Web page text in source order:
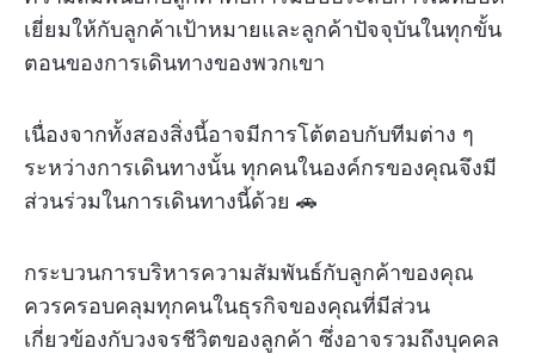
เยี่ยมให้กับลูกค้าเป้าหมายและลูกค้าปัจจุบันในทุกขั้น
ตอนของการเดินทางของพวกเขา
เนื่องจากทั้งสองสิ่งนี้อาจมีการโต้ตอบกับทีมต่าง ๆ
ระหว่างการเดินทางนั้น ทุกคนในองค์กรของคุณจึงมี
ส่วนร่วมในการเดินทางนี้ด้วย 🚗
กระบวนการบริหารความสัมพันธ์กับลูกค้าของคุณ
ควรครอบคลุมทุกคนในธุรกิจของคุณที่มีส่วน
เกี่ยวข้องกับวงจรชีวิตของลูกค้า ซึ่งอาจรวมถึงบุคคล